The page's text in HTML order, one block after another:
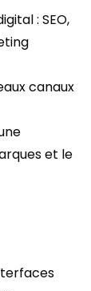
: SEO,
canaux
et le